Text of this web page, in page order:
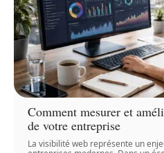
Comment mesurer et
de votre entreprise
La visibilité web représente un